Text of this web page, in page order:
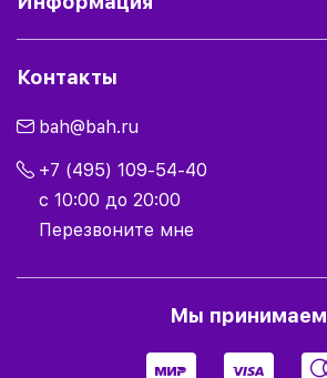
Контакты
bah@bah.ru
+7 (495) 109-54-40
с 10:00 до 20:00
Перезвоните мне
Мы принимаем